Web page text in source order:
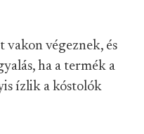
vakon végeznek, és
ha a termék a
ízlik a kóstolók